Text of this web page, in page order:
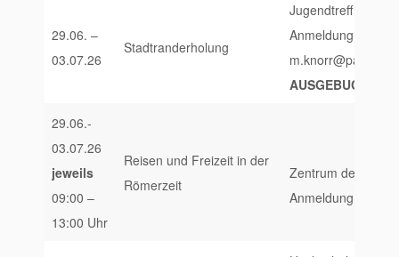
29.06. –
03.07.26
Stadtranderholung
Jugendtreff X-
Anmeldung unter:
AUSGEBUCHT!
29.06.-
03.07.26
jeweils
09:00 –
13:00 Uhr
Reisen und Freizeit in der
Römerzeit
Zentrum der
Anmeldung unter